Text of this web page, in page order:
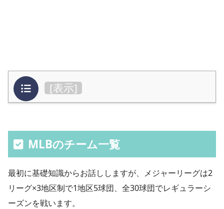
目次 [表示]
MLBのチーム一覧
最初に基礎知識からお話ししますが、メジャーリーグは2
リーグ×3地区制で1地区5球団、全30球団でレギュラーシ
ーズンを戦います。